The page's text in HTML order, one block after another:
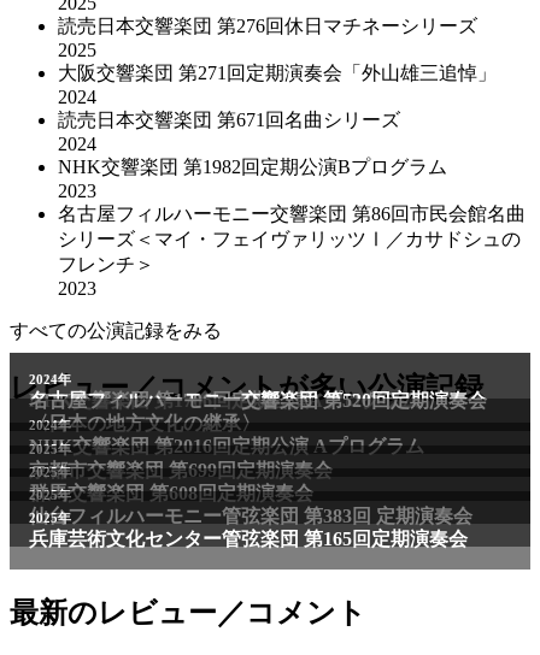
読売日本交響楽団 第276回休日マチネーシリーズ
2025
大阪交響楽団 第271回定期演奏会「外山雄三追悼」
2024
読売日本交響楽団 第671回名曲シリーズ
2024
NHK交響楽団 第1982回定期公演Bプログラム
2023
名古屋フィルハーモニー交響楽団 第86回市民会館名曲
シリーズ＜マイ・フェイヴァリッツⅠ／カサドシュの
フレンチ＞
2023
すべての公演記録をみる
レビュー／コメントが多い公演記録
2011年
NHK交響楽団 第1706回定期公演Aプログラム
2024年
名古屋フィルハーモニー交響楽団 第520回定期演奏会
〈日本の地方文化の継承〉
2024年
NHK交響楽団 第2016回定期公演 Aプログラム
2025年
京都市交響楽団 第699回定期演奏会
2025年
群馬交響楽団 第608回定期演奏会
2025年
仙台フィルハーモニー管弦楽団 第383回 定期演奏会
2025年
兵庫芸術文化センター管弦楽団 第165回定期演奏会
最新のレビュー／コメント